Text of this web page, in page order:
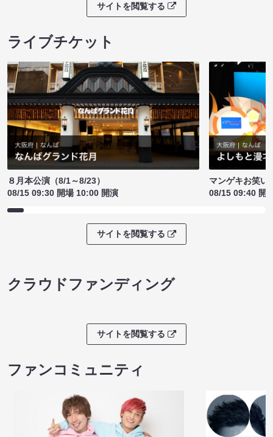
サイトを閲覧する
ライブチケット
８月本公演（8/1～8/23）
08/15 09:30 開場 10:00 開演
マンゲキお笑い
08/15 09:40 開
サイトを閲覧する
クラウドファンディング
サイトを閲覧する
ファンコミュニティ